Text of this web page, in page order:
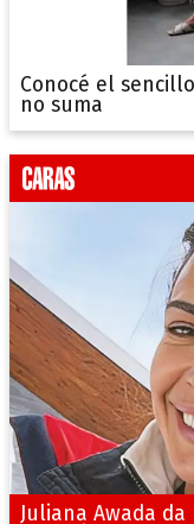
Conocé el
no suma
Juliana Awada